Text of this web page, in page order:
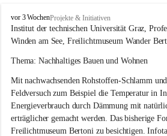
W
i
n
e
a
m
S
e
e
vor 3 WochenProjekte & Initiativen
Institut der technischen Universität Graz,
Winden am See, Freilichtmuseum Wander
Thema: Nachhaltiges Bauen und Wohnen
Mit nachwachsenden Rohstoffen-Schlamm
Feldversuch zum Beispiel die Temperatur in
Energieverbrauch durch Dämmung mit
erträglicher gemacht werden. Das bisherige
Freilichtmuseum Bertoni zu besichtigen.